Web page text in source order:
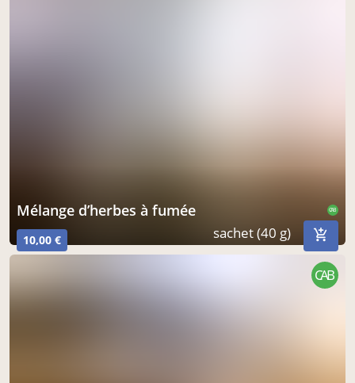
mélange d’herbes à fumée CAB
10,00 € sachet (40 g)
CAB